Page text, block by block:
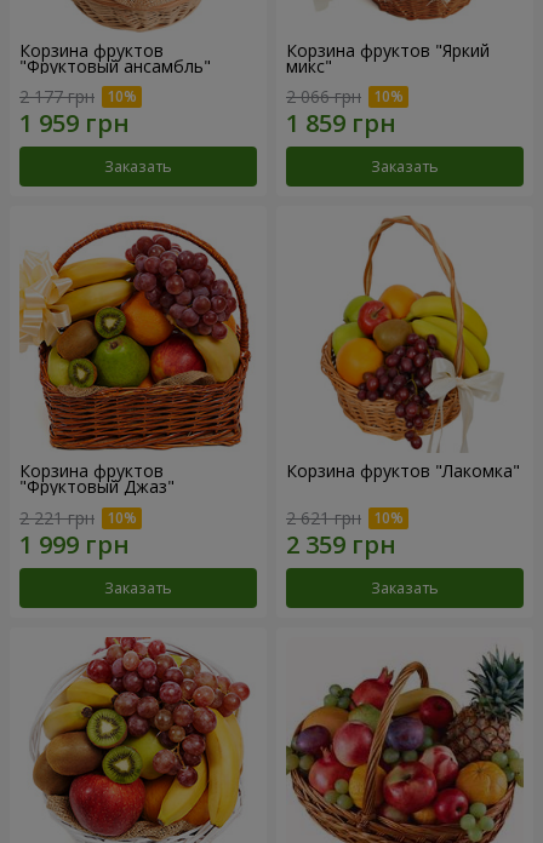
Корзина фруктов
"Фруктовый ансамбль"
2 177 грн
Заказать
Корзина фруктов "Яркий
микс"
2 066 грн
Заказать
Корзина фруктов
"Фруктовый Джаз"
2 221 грн
Заказать
Корзина фруктов "Лакомка"
2 621 грн
Заказать